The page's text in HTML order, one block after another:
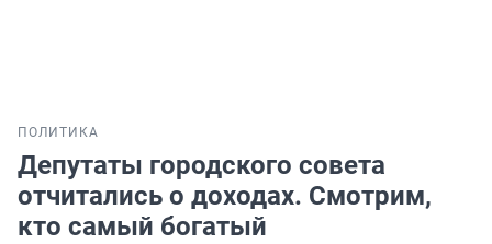
ПОЛИТИКА
Депутаты городского совета
отчитались о доходах. Смотрим,
кто самый богатый